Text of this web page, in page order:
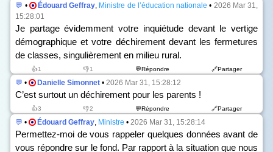
💬 • Édouard Geffray, Ministre de l’éducation nationale • 2026 Mar 31,
15:28:01
Je partage évidemment votre inquiétude devant le vertige
démographique et votre déchirement devant les fermetures
de classes, singulièrement en milieu rural.
👍1 👎1 💬Répondre 🔗Partager
💬 • Danielle Simonnet • 2026 Mar 31, 15:28:12
C’est surtout un déchirement pour les parents !
👍3 👎2 💬Répondre 🔗Partager
💬 • Édouard Geffray, Ministre • 2026 Mar 31, 15:28:14
Permettez-moi de vous rappeler quelques données avant de
vous répondre sur le fond. Par rapport à la situation que nous